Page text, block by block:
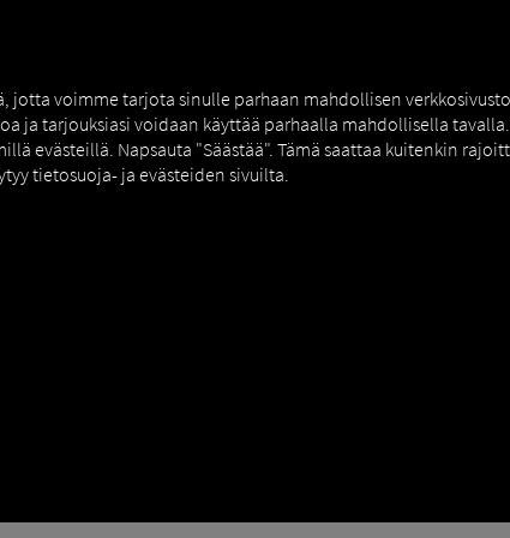
TODENNUS
annettava toinen tekijä, satunnaisesti luotu koodi. Tämä
jotta voimme tarjota sinulle parhaan mahdollisen
ja tarjouksiasi voidaan käyttää parhaalla mahdollisella
evästeillä. Napsauta "Säästää". Tämä saattaa kuitenkin
tietosuoja- ja evästeiden sivuilta.